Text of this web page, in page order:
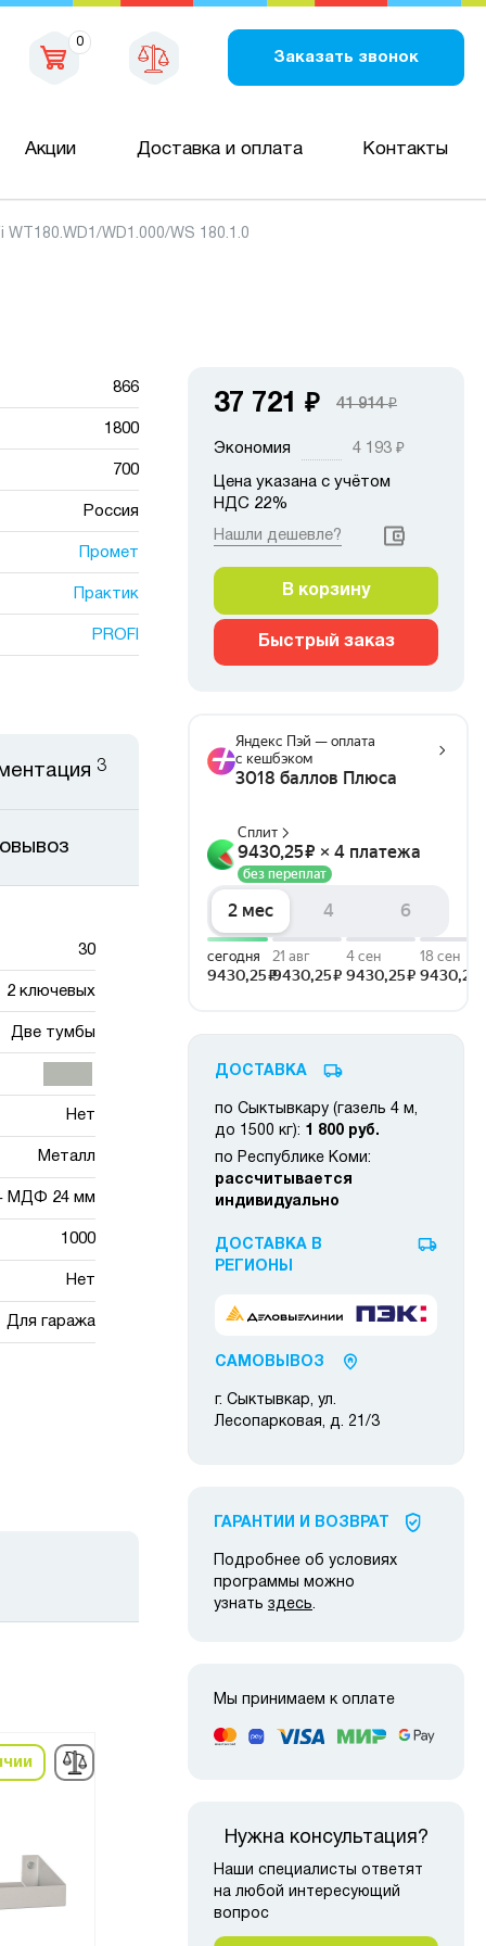
0
Заказать звонок
Акции Доставка и оплата Контакты
WT180.WD1/WD1.000/WS 180.1.0
866
1800
700
Россия
Промет
Практик
PROFI
30
2 ключевых
Две тумбы
Нет
Металл
МДФ 24 мм
1000
Нет
Для гаража
3
37 721 ₽ 41 914₽
Экономия 4 193 ₽
Цена указана с учётом
НДС 22%
Нашли дешевле?
В корзину
Быстрый заказ
ДОСТАВКА
по Сыктывкару (газель 4 м,
до 1500 кг): 1 800 руб.
по Республике Коми:
рассчитывается
индивидуально
ДОСТАВКА В
РЕГИОНЫ
САМОВЫВОЗ
г. Сыктывкар, ул.
Лесопарковая, д. 21/3
ГАРАНТИИ И ВОЗВРАТ
Подробнее об условиях
программы можно
узнать здесь.
Мы принимаем к оплате
Нужна консультация?
Наши специалисты ответят
на любой интересующий
вопрос